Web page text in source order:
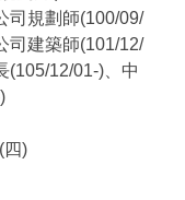
司規劃師(100/09/
司建築師(101/12/
(105/12/01-)、中
四)